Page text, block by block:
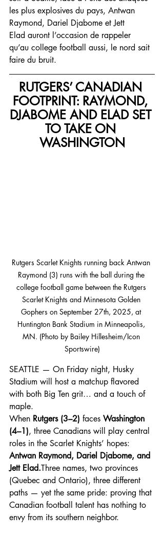
les plus explosives du pays, Antwan
Raymond, Dariel Djabome et Jett
Elad auront l’occasion de rappeler
qu’au college football aussi, le nord sait
faire du bruit.
RUTGERS’ CANADIAN
FOOTPRINT: RAYMOND,
DJABOME AND ELAD SET
TO TAKE ON
WASHINGTON
Rutgers Scarlet Knights running back Antwan
Raymond (3) runs with the ball during the
college football game between the Rutgers
Scarlet Knights and Minnesota Golden
Gophers on September 27th, 2025, at
Huntington Bank Stadium in Minneapolis,
MN. (Photo by Bailey Hillesheim/Icon
Sportswire)
SEATTLE — On Friday night, Husky
Stadium will host a matchup flavored
with both Big Ten grit… and a touch of
maple.
When Rutgers (3–2) faces Washington
(4–1), three Canadians will play central
roles in the Scarlet Knights’ hopes:
Antwan Raymond, Dariel Djabome, and
Jett Elad.Three names, two provinces
(Quebec and Ontario), three different
paths — yet the same pride: proving that
Canadian football talent has nothing to
envy from its southern neighbor.